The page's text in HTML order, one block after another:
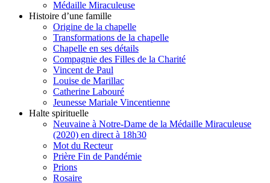
Médaille Miraculeuse
Histoire d’une famille
Origine de la chapelle
Transformations de la chapelle
Chapelle en ses détails
Compagnie des Filles de la Charité
Vincent de Paul
Louise de Marillac
Catherine Labouré
Jeunesse Mariale Vincentienne
Halte spirituelle
Neuvaine à Notre-Dame de la Médaille Miraculeuse
(2020) en direct à 18h30
Mot du Recteur
Prière Fin de Pandémie
Prions
Rosaire